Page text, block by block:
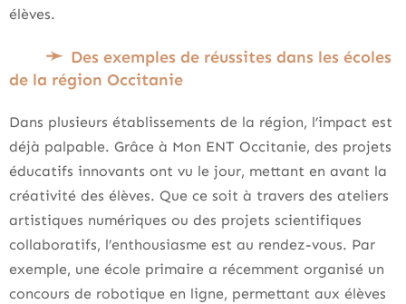
élèves.
Des exemples de réussites dans les écoles
de la région Occitanie
Dans plusieurs établissements de la région, l’impact est
déjà palpable. Grâce à Mon ENT Occitanie, des projets
éducatifs innovants ont vu le jour, mettant en avant la
créativité des élèves. Que ce soit à travers des ateliers
artistiques numériques ou des projets scientifiques
collaboratifs, l’enthousiasme est au rendez-vous. Par
exemple, une école primaire a récemment organisé un
concours de robotique en ligne, permettant aux élèves